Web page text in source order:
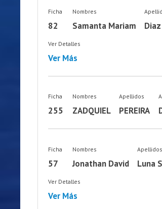
Ficha
82
Nombres
Samanta Mariam
Ver Detalles
Ver Más
Ficha
255
Nombres
ZADQUIEL
Apellidos
PEREIRA
Ficha
57
Nombres
Jonathan David
Apellidos
Luna
Ver Detalles
Ver Más